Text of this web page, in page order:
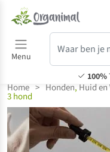
Menu
100%
Home > Honden, Huid
3 hond